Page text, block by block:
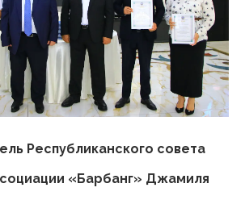
Республиканского совета
«Барбанг» Джамиля